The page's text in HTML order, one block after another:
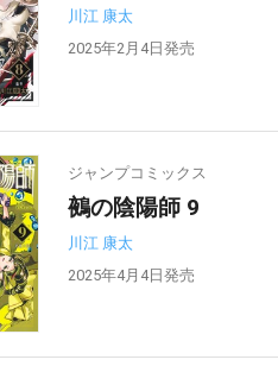
川江 康太
2025年2月4日発売
ジャンプコミックス
鵺の陰陽師 9
川江 康太
2025年4月4日発売